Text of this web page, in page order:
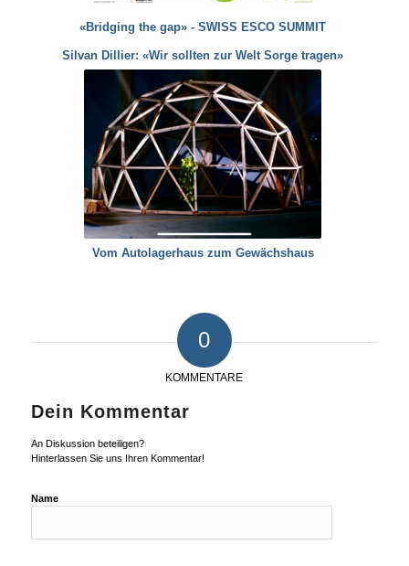
«Bridging the gap» - SWISS ESCO SUMMIT
Silvan Dillier: «Wir sollten zur Welt Sorge tragen»
Vom Autolagerhaus zum Gewächshaus
0
KOMMENTARE
Dein Kommentar
An Diskussion beteiligen?
Hinterlassen Sie uns Ihren Kommentar!
Name